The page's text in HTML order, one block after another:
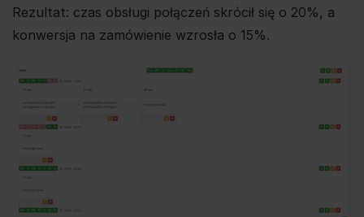
Rezultat: czas obsługi połączeń skrócił się o 20%, a
konwersja na zamówienie wzrosła o 15%.